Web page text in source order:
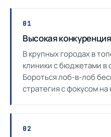
01
Высокая
В крупных городах в
клиники с бюджетами в
Бороться лоб-в-лоб
стратегия с фокусом
02